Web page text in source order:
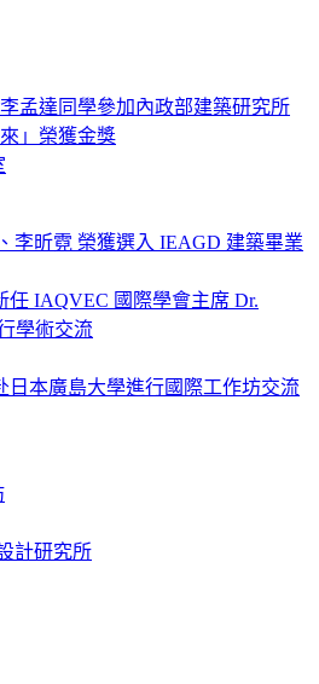
孟達同學參加內政部建築研究所
」榮獲金獎
李昕霓 榮獲選入 IEAGD 建築畢業
任 IAQVEC 國際學會主席 Dr.
學術交流
日本廣島大學進行國際工作坊交流
計研究所